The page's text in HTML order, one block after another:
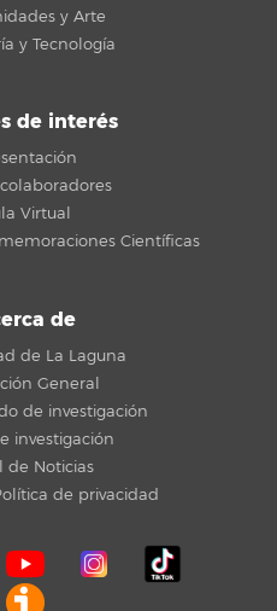
y Arte
y Tecnología
de interés
Virtual
Científicas
de
de La Laguna
General
de investigación
investigación
de Noticias
de privacidad